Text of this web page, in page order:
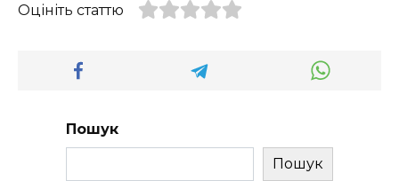
Оцініть статтю
Пошук
Пошук